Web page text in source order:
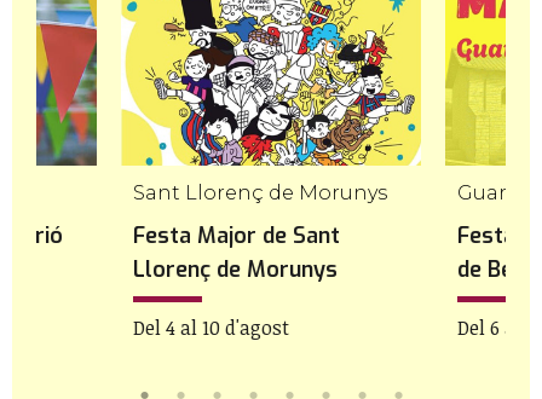
Sant Llorenç de Morunys
Festa Major de Sant
Llorenç de Morunys
Del 4 al 10 d'agost
Festa
de
Del 6 al